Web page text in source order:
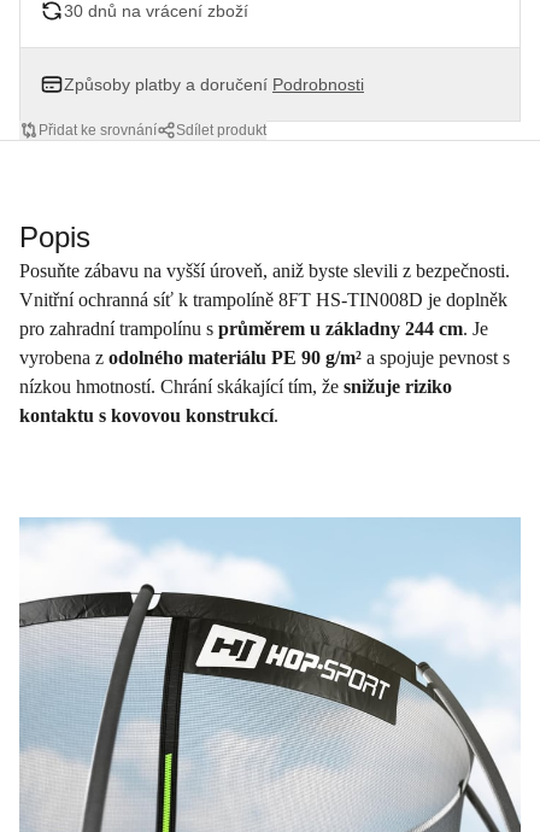
30 dnů na vrácení zboží
Způsoby platby a doručení Podrobnosti
Přidat ke srovnání Sdílet produkt
Popis
Posuňte zábavu na vyšší úroveň, aniž byste slevili z bezpečnosti.
Vnitřní ochranná síť k trampolíně 8FT HS-TIN008D je doplněk
pro zahradní trampolínu s průměrem u základny 244 cm. Je
vyrobena z odolného materiálu PE 90 g/m² a spojuje pevnost s
nízkou hmotností. Chrání skákající tím, že snižuje riziko
kontaktu s kovovou konstrukcí.